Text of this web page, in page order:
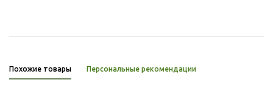
Похожие товары Персональные рекомендации